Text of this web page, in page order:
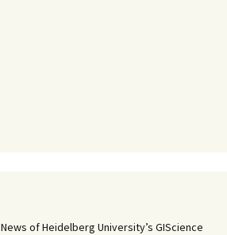
News of Heidelberg University’s GIScience